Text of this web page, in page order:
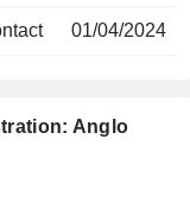
01/04/2024
Anglo